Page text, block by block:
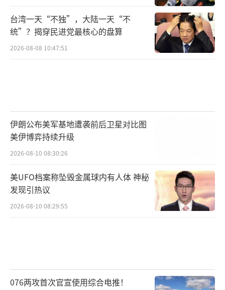
台湾一天“不独”，大陆一天“不
统”？揭穿民进党最核心的盘算
2026-08-08 10:47:51
伊朗公布美军基地遭袭前后卫星对比图
美伊博弈持续升级
2026-08-10 08:30:26
美UFO档案称坠毁金属球内有人体 神秘
发现引热议
2026-08-10 08:29:55
076两攻首次官宣使用综合电推！